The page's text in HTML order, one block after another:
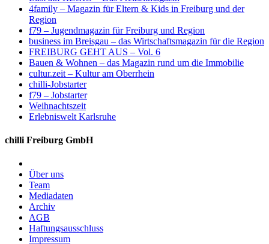
4family – Magazin für Eltern & Kids in Freiburg und der
Region
f79 – Jugendmagazin für Freiburg und Region
business im Breisgau – das Wirtschaftsmagazin für die Region
FREIBURG GEHT AUS – Vol. 6
Bauen & Wohnen – das Magazin rund um die Immobilie
cultur.zeit – Kultur am Oberrhein
chilli-Jobstarter
f79 – Jobstarter
Weihnachtszeit
Erlebniswelt Karlsruhe
chilli Freiburg GmbH
Über uns
Team
Mediadaten
Archiv
AGB
Haftungsausschluss
Impressum